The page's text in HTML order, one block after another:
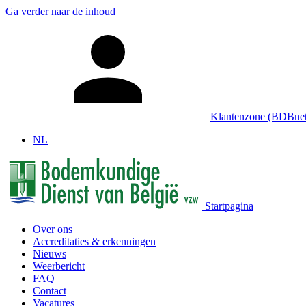
Ga verder naar de inhoud
Klantenzone
NL
Startpagina
Over ons
Accreditaties & erkenningen
Nieuws
Weerbericht
FAQ
Contact
Vacatures